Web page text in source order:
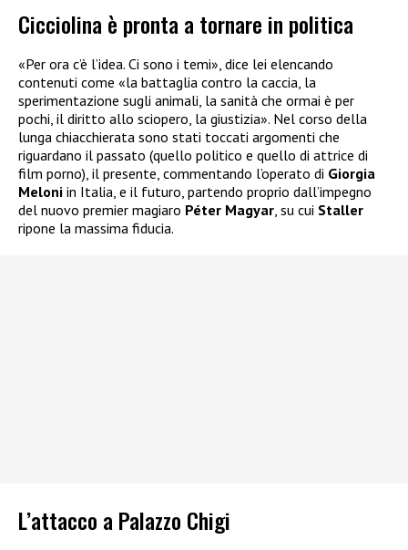
Cicciolina è pronta a tornare in politica
«Per ora c’è l’idea. Ci sono i temi», dice lei elencando
contenuti come «la battaglia contro la caccia, la
sperimentazione sugli animali, la sanità che ormai è per
pochi, il diritto allo sciopero, la giustizia». Nel corso della
lunga chiacchierata sono stati toccati argomenti che
riguardano il passato (quello politico e quello di attrice di
film porno), il presente, commentando l’operato di Giorgia
Meloni in Italia, e il futuro, partendo proprio dall’impegno
del nuovo premier magiaro Péter Magyar, su cui Staller
ripone la massima fiducia.
L’attacco a Palazzo Chigi